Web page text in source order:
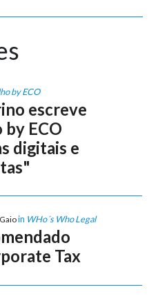
by ECO
escreve
ECO
digitais e
in WHo´s Who Legal
Tax